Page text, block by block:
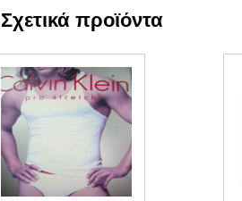
Σχετικά προϊόντα